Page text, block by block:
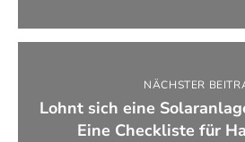
NÄCHSTER
Lohnt sich eine
Eine Checkliste für